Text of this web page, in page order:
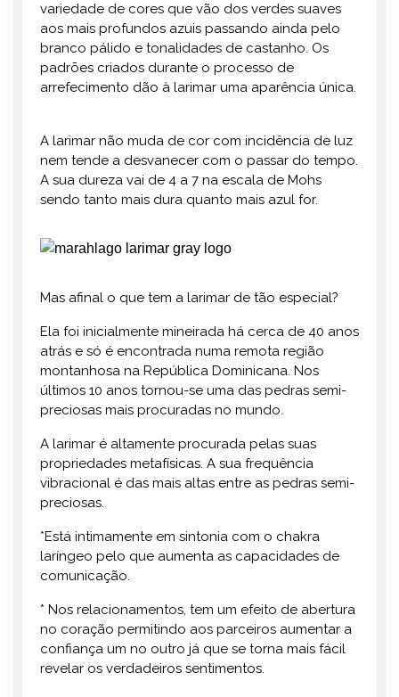
variedade de cores que vão dos verdes suaves
aos mais profundos azuis passando ainda pelo
branco pálido e tonalidades de castanho. Os
padrões criados durante o processo de
arrefecimento dão à larimar uma aparência única.
A larimar não muda de cor com incidência de luz
nem tende a desvanecer com o passar do tempo.
A sua dureza vai de 4 a 7 na escala de Mohs
sendo tanto mais dura quanto mais azul for.
Mas afinal o que tem a larimar de tão especial?
Ela foi inicialmente mineirada há cerca de 40 anos
atrás e só é encontrada numa remota região
montanhosa na República Dominicana. Nos
últimos 10 anos tornou-se uma das pedras semi-
preciosas mais procuradas no mundo.
A larimar é altamente procurada pelas suas
propriedades metafísicas. A sua frequência
vibracional é das mais altas entre as pedras semi-
preciosas.
*Está intimamente em sintonia com o chakra
laríngeo pelo que aumenta as capacidades de
comunicação.
* Nos relacionamentos, tem um efeito de abertura
no coração permitindo aos parceiros aumentar a
confiança um no outro já que se torna mais fácil
revelar os verdadeiros sentimentos.